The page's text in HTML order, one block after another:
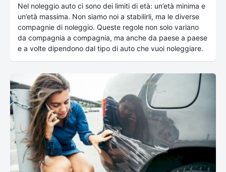
Nel noleggio auto ci sono dei limiti di età: un’età minima e
un’età massima. Non siamo noi a stabilirli, ma le diverse
compagnie di noleggio. Queste regole non solo variano
da compagnia a compagnia, ma anche da paese a paese
e a volte dipendono dal tipo di auto che vuoi noleggiare.